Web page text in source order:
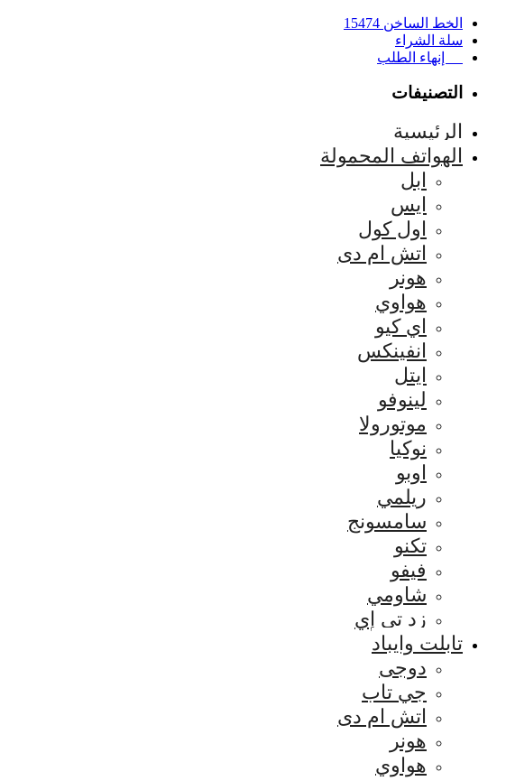
الخط الساخن 15474
سلة الشراء
إنهاء الطلب
التصنيفات
الرئيسية
الهواتف المحمولة
ابل
ايس
اول كول
اتش ام دى
هونر
هواوي
اي كيو
انفينكس
ايتل
لينوفو
موتورولا
نوكيا
اوبو
ريلمي
سامسونج
تكنو
فيفو
شاومي
زد تي إي
تابلت وايباد
دوجى
جي تاب
اتش ام دى
هونر
هواوي